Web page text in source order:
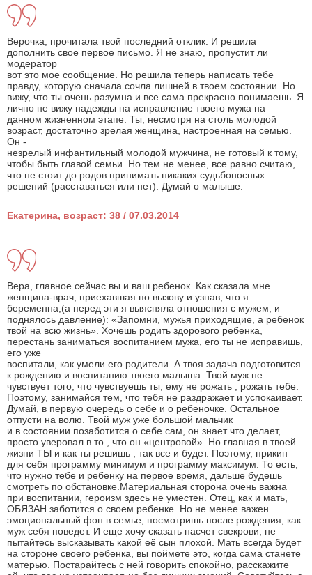
Верочка, прочитала твой последний отклик. И решила
дополнить свое первое письмо. Я не знаю, пропустит ли
модератор
вот это мое сообщение. Но решила теперь написать тебе
правду, которую сначала сочла лишней в твоем состоянии. Но
вижу, что ты очень разумна и все сама прекрасно понимаешь. Я
лично не вижу надежды на исправление твоего мужа на
данном жизненном этапе. Ты, несмотря на столь молодой
возраст, достаточно зрелая женщина, настроенная на семью.
Он -
незрелый инфантильный молодой мужчина, не готовый к тому,
чтобы быть главой семьи. Но тем не менее, все равно считаю,
что не стоит до родов принимать никаких судьбоносных
решений (расставаться или нет). Думай о малыше.
Екатерина, возраст: 38 / 07.03.2014
Вера, главное сейчас вы и ваш ребенок. Как сказала мне
женщина-врач, приехавшая по вызову и узнав, что я
беременна,(а перед эти я выясняла отношения с мужем, и
поднялось давление): «Запомни, мужья приходящие, а ребенок
твой на всю жизнь». Хочешь родить здорового ребенка,
перестань заниматься воспитанием мужа, его ты не исправишь,
его уже
воспитали, как умели его родители. А твоя задача подготовится
к рождению и воспитанию твоего малыша. Твой муж не
чувствует того, что чувствуешь ты, ему не рожать , рожать тебе.
Поэтому, занимайся тем, что тебя не раздражает и успокаивает.
Думай, в первую очередь о себе и о ребеночке. Остальное
отпусти на волю. Твой муж уже большой мальчик
и в состоянии позаботится о себе сам, он знает что делает,
просто уверовал в то , что он «центровой». Но главная в твоей
жизни ТЫ и как ты решишь , так все и будет. Поэтому, прикин
для себя программу минимум и программу максимум. То есть,
что нужно тебе и ребенку на первое время, дальше будешь
смотреть по обстановке.Материальная сторона очень важна
при воспитании, героизм здесь не уместен. Отец, как и мать,
ОБЯЗАН заботится о своем ребенке. Но не менее важен
эмоциональный фон в семье, посмотришь после рождения, как
муж себя поведет. И еще хочу сказать насчет свекрови, не
пытайтесь высказывать какой её сын плохой. Мать всегда будет
на стороне своего ребенка, вы поймете это, когда сама станете
матерью. Постарайтесь с ней говорить спокойно, расскажите